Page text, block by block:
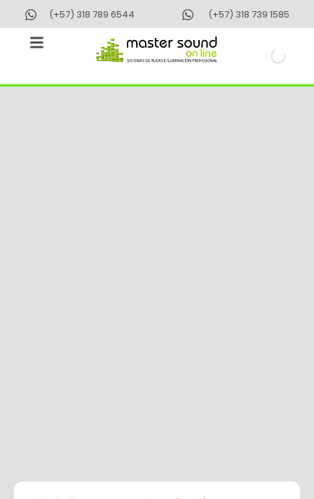
contenido
(+57) 318 789 6544 (+57) 318 739 1585